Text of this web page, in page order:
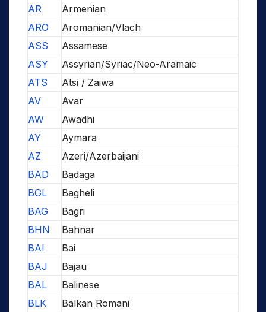
AR
Armenian
ARO
Aromanian/Vlach
ASS
Assamese
ASY
Assyrian/Syriac/Neo-Aramaic
ATS
Atsi / Zaiwa
AV
Avar
AW
Awadhi
AY
Aymara
AZ
Azeri/Azerbaijani
BAD
Badaga
BGL
Bagheli
BAG
Bagri
BHN
Bahnar
BAI
Bai
BAJ
Bajau
BAL
Balinese
BLK
Balkan Romani